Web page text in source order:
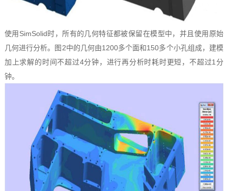
使用SimSolid时，所有的几何特征都被保留在模型中，并且使用原始
几何进行分析。图2中的几何由1200多个面和150多个小孔组成，建模
加上求解的时间不超过4分钟，进行再分析时耗时更短，不超过1分
钟。